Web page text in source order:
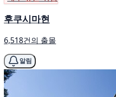
후쿠시마현
6,518건의 출몰
알림